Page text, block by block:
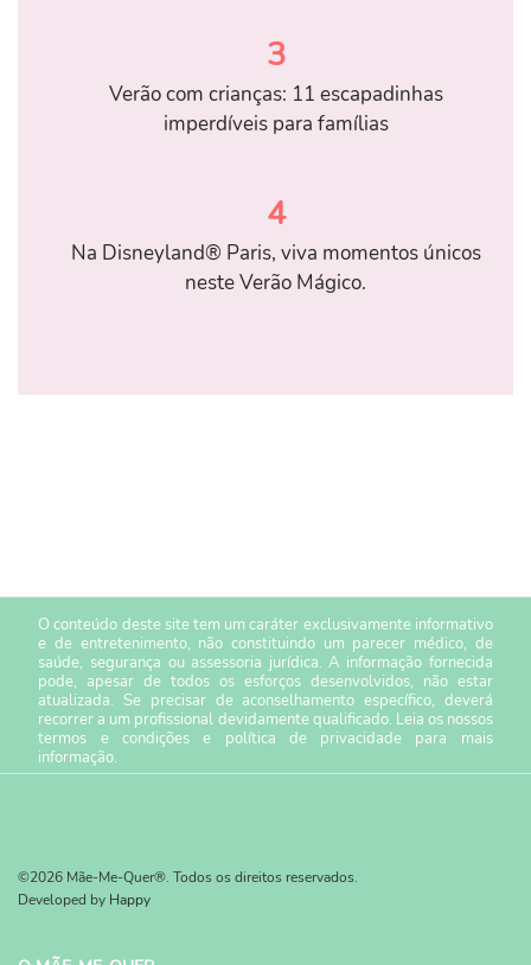
3
Verão com crianças: 11 escapadinhas
imperdíveis para famílias
4
Na Disneyland® Paris, viva momentos únicos
neste Verão Mágico.
O conteúdo deste site tem um caráter exclusivamente informativo
e de entretenimento, não constituindo um parecer médico, de
saúde, segurança ou assessoria jurídica. A informação fornecida
pode, apesar de todos os esforços desenvolvidos, não estar
atualizada. Se precisar de aconselhamento específico, deverá
recorrer a um profissional devidamente qualificado. Leia os nossos
termos e condiçõese política de privacidade para mais
informação.
©2026 Mãe-Me-Quer®. Todos os direitos reservados.
Developed by Happy